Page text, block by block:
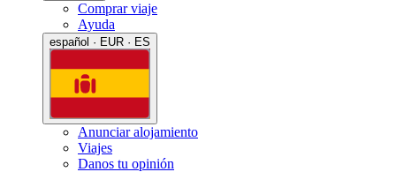
Comprar viaje
Ayuda
español · EUR · ES
Anunciar alojamiento
Viajes
Danos tu opinión